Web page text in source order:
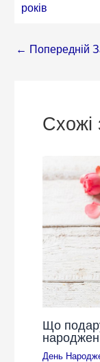
років
← Попередній
Схожі
Що
День